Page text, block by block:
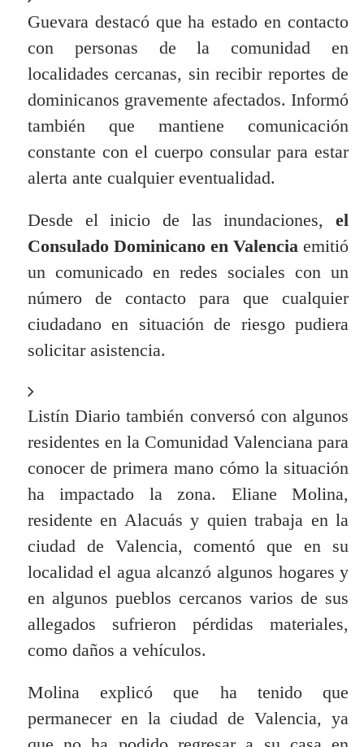
Guevara destacó que ha estado en contacto
con personas de la comunidad en
localidades cercanas, sin recibir reportes de
dominicanos gravemente afectados. Informó
también que mantiene comunicación
constante con el cuerpo consular para estar
alerta ante cualquier eventualidad.
Desde el inicio de las inundaciones,el
Consulado Dominicano en Valenciaemitió
un comunicado en redes sociales con un
número de contacto para que cualquier
ciudadano en situación de riesgo pudiera
solicitar asistencia.
Listín Diario también conversó con algunos
residentes en la Comunidad Valenciana para
conocer de primera mano cómo la situación
ha impactado la zona. Eliane Molina,
residente en Alacuás y quien trabaja en la
ciudad de Valencia, comentó que en su
localidad el agua alcanzó algunos hogares y
en algunos pueblos cercanos varios de sus
allegados sufrieron pérdidas materiales,
como daños a vehículos.
Molina explicó que ha tenido que
permanecer en la ciudad de Valencia, ya